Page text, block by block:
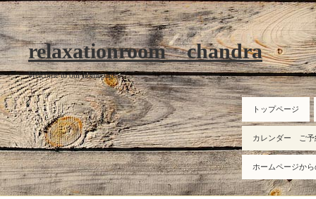
relaxationroom chandra
Welcome to our homepage
トップページ
カレンダー ご予
ホームページか